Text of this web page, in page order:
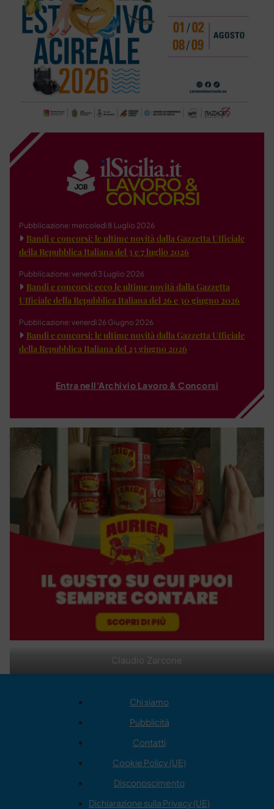
Claudio Zarcone
Pubblicazione: mercoledì 8 Luglio 2026
Bandi e concorsi: le ultime novità dalla Gazzetta Ufficiale
della Repubblica Italiana del 3 e 7 luglio 2026
Pubblicazione: venerdì 3 Luglio 2026
Bandi e concorsi: ecco le ultime novità dalla Gazzetta
Ufficiale della Repubblica Italiana del 26 e 30 giugno 2026
Pubblicazione: venerdì 26 Giugno 2026
Bandi e concorsi: le ultime novità dalla Gazzetta Ufficiale
della Repubblica Italiana del 23 giugno 2026
Entra nell'Archivio Lavoro & Concorsi
Chi siamo
Pubblicità
Contatti
Cookie Policy (UE)
Disconoscimento
Dichiarazione sulla Privacy (UE)